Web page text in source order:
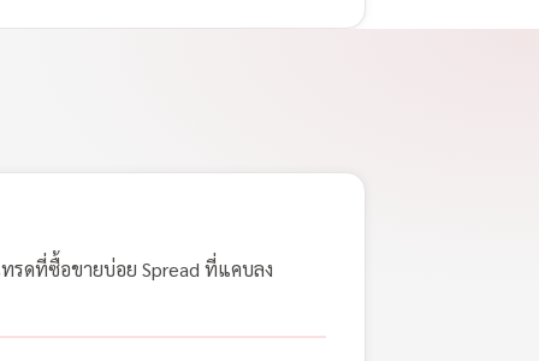
รดที่ซื้อขายบ่อย Spread ที่แคบลง